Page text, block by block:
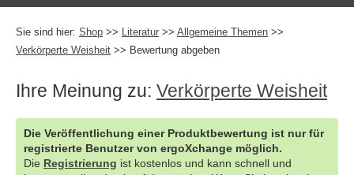
Sie sind hier: Shop >> Literatur >> Allgemeine Themen >>
Verkörperte Weisheit >> Bewertung abgeben
Ihre Meinung zu: Verkörperte Weisheit
Die Veröffentlichung einer Produktbewertung ist nur für
registrierte Benutzer von ergoXchange möglich.
Die Registrierung ist kostenlos und kann schnell und